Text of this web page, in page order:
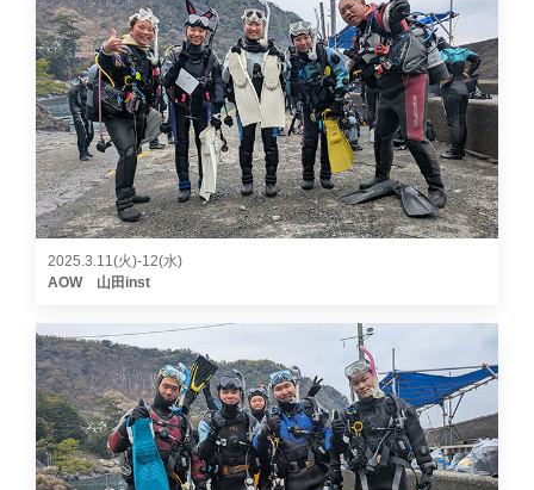
2025.3.11(火)-12(水)
AOW 山田inst